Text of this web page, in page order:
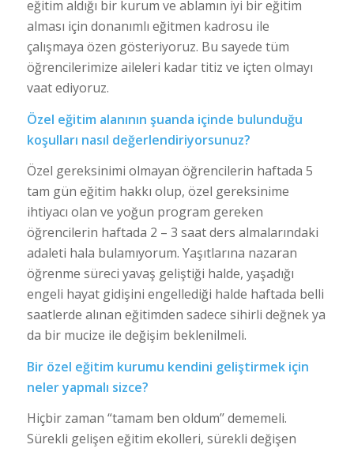
eğitim aldığı bir kurum ve ablamın iyi bir eğitim
alması için donanımlı eğitmen kadrosu ile
çalışmaya özen gösteriyoruz. Bu sayede tüm
öğrencilerimize aileleri kadar titiz ve içten olmayı
vaat ediyoruz.
Özel eğitim alanının şuanda içinde bulunduğu
koşulları nasıl değerlendiriyorsunuz?
Özel gereksinimi olmayan öğrencilerin haftada 5
tam gün eğitim hakkı olup, özel gereksinime
ihtiyacı olan ve yoğun program gereken
öğrencilerin haftada 2 – 3 saat ders almalarındaki
adaleti hala bulamıyorum. Yaşıtlarına nazaran
öğrenme süreci yavaş geliştiği halde, yaşadığı
engeli hayat gidişini engellediği halde haftada belli
saatlerde alınan eğitimden sadece sihirli değnek ya
da bir mucize ile değişim beklenilmeli.
Bir özel eğitim kurumu kendini geliştirmek için
neler yapmalı sizce?
Hiçbir zaman “tamam ben oldum’’ dememeli.
Sürekli gelişen eğitim ekolleri, sürekli değişen